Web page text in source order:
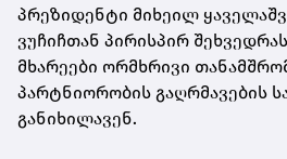
პრეზიდენტი მიხეილ
ვუჩიჩთან პირისპირ
მხარეები ორმხრივი
პარტნიორობის გაღრმავების
განიხილავენ.